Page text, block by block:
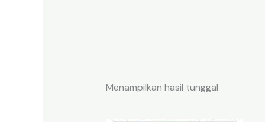
Menampilkan hasil tunggal